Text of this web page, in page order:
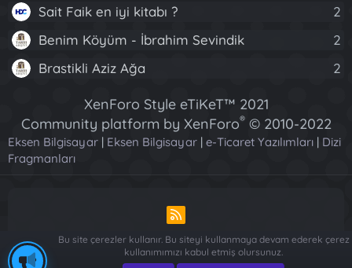
Sait Faik en iyi kitabı ?
2
Benim Köyüm - İbrahim Sevindik
2
Brastikli Aziz Ağa
2
XenForo Style eTiKeT™ 2021
Community platform by XenForo® © 2010-2022
XenForo Ltd.
[XGT] Forum statistics system
Eksen Bilgisayar | Eksen Bilgisayar | e-Ticaret Yazılımları | Dizi
Fragmanları
R
S
Piese Auto Dacia Arges-Piese Auto Dacia Arges-Renault ve
Bu site çerezler kullanır. Bu siteyi kullanmaya devam ederek çerez
kullanımımızı kabul etmiş olursunuz.